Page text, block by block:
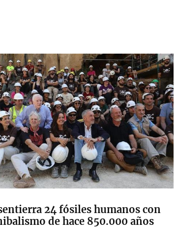
24 fósiles humanos con
de hace 850.000 años